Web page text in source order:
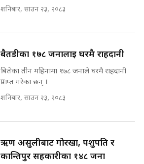
Waterfall of Rasuwa ||
घुसको डिल || Raj Kumar Gupta ||
घुसको डिल गर्ने मन्त्रीकाे राजिनामा,
भूमिसुधार मन्त्रीलाई जोगाइदै ! ||
SIDHAKURA ||
प्रधानमन्त्री ? || SIDHAKURA ||
SIDHAKURA INVESTIGATION
||
शनिबार, साउन २३, २०८३
बैतडीका १७८ जनालाई घरमै राहदानी
बितेका तीन महिनामा १७८ जनाले घरमै राहदानी
प्राप्त गरेका छन् ।
शनिबार, साउन २३, २०८३
ऋण असुलीबाट गोरखा, पशुपति र
कान्तिपुर सहकारीका १४८ जना